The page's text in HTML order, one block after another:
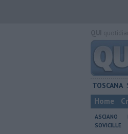
TOSCANA
Home
ASCIANO
SOVICILLE